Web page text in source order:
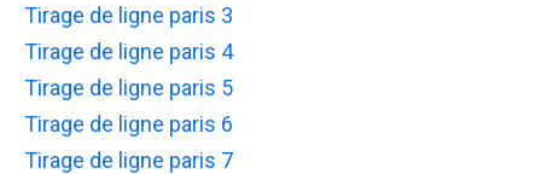
Tirage de ligne paris 3
Tirage de ligne paris 4
Tirage de ligne paris 5
Tirage de ligne paris 6
Tirage de ligne paris 7